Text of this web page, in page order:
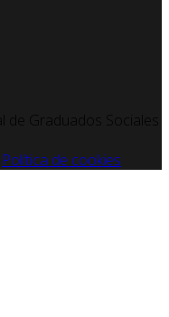
de Graduados Sociales
Política de cookies